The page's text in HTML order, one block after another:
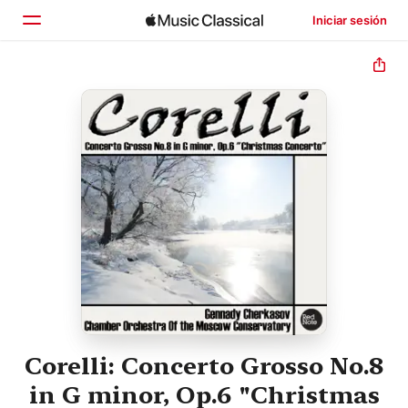
Iniciar sesión
Inicio
Explorar
Buscar
Corelli: Concerto Grosso No.8
in G minor, Op.6 "Christmas